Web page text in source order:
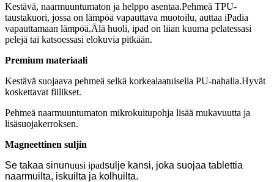
Kestävä, naarmuuntumaton ja helppo asentaa.Pehmeä TPU-
taustakuori, jossa on lämpöä vapauttava muotoilu, auttaa iPadia
vapauttamaan lämpöä.Älä huoli, ipad on liian kuuma pelatessasi
pelejä tai katsoessasi elokuvia pitkään.
Premium materiaali
Kestävä suojaava pehmeä selkä korkealaatuisella PU-nahalla.Hyvät
koskettavat fiilikset.
Pehmeä naarmuuntumaton mikrokuitupohja lisää mukavuutta ja
lisäsuojakerroksen.
Magneettinen suljin
Se takaa sinunuusi ipadsulje kansi, joka suojaa tablettia
naarmuilta, iskuilta ja kolhuilta.